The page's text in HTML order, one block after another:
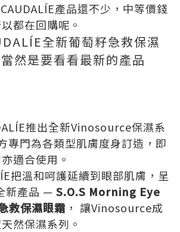
產品還不少，中等價錢
都在回購呢。
全新葡萄籽急救保濕
然是要看看最新的產品
推出全新Vinosource保濕系
專門為各類型肌膚度身訂造，即
適合使用。
把溫和呵護延續到眼部肌膚，呈
新產品 — S.O.S Morning Eye
救保濕眼霜 ， 讓Vinosource成
然保濕系列。